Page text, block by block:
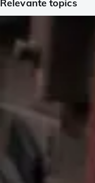
Relevante topics